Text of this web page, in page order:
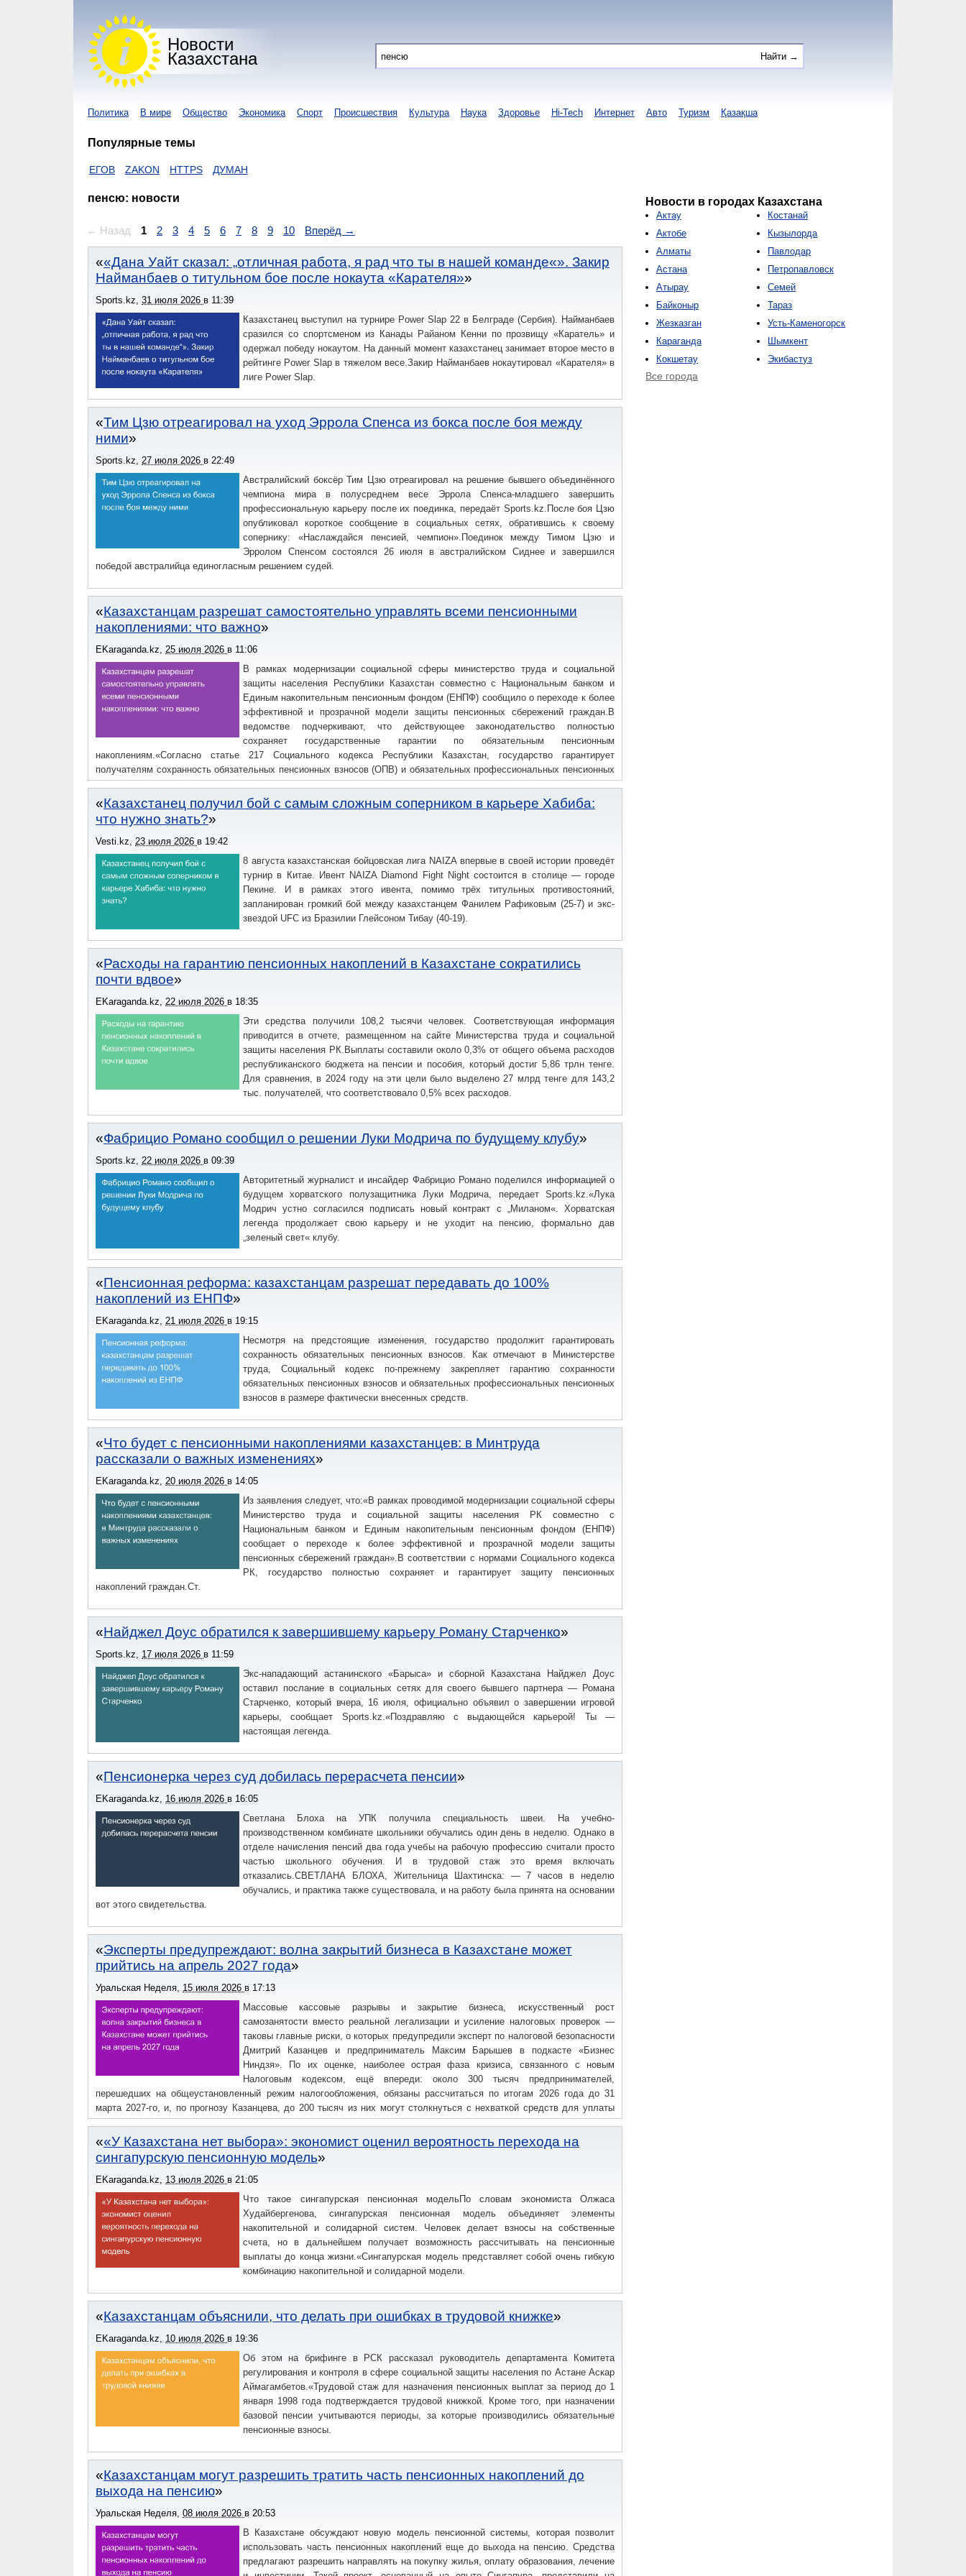
Новости
Казахстана
Политика В мире Общество Экономика Спорт Происшествия Культура Наука Здоровье Hi-Tech Интернет Авто Туризм Қазақша
Популярные темы
ZAKON HTTPS ДУМАН
пенсю: новости
← Назад 1 2 3 4 5 6 7 8 9 10 Вперёд →
«Дана Уайт сказал: „отличная работа, я рад что ты в нашей команде«». Закир
Найманбаев о титульном бое после нокаута «Карателя»
Sports.kz, 31 июля 2026 в 11:39
Казахстанец выступил на турнире Power Slap 22 в Белграде (Сербия). Найманбаев
сразился со спортсменом из Канады Райаном Кенни по прозвищу «Каратель» и
одержал победу нокаутом. На данный момент казахстанец занимает второе место в
рейтинге Power Slap в тяжелом весе.Закир Найманбаев нокаутировал «Карателя» в
лиге Power Slap.
Тим Цзю отреагировал на уход Эррола Спенса из бокса после боя между
ними
Sports.kz, 27 июля 2026 в 22:49
Австралийский боксёр Тим Цзю отреагировал на решение бывшего объединённого
чемпиона мира в полусреднем весе Эррола Спенса-младшего завершить
профессиональную карьеру после их поединка, передаёт Sports.kz.После боя Цзю
опубликовал короткое сообщение в социальных сетях, обратившись к своему
сопернику: «Наслаждайся пенсией, чемпион».Поединок между Тимом Цзю и
Эрролом Спенсом состоялся 26 июля в австралийском Сиднее и завершился
победой австралийца единогласным решением судей.
Казахстанцам разрешат самостоятельно управлять всеми пенсионными
накоплениями: что важно
EKaraganda.kz, 25 июля 2026 в 11:06
В рамках модернизации социальной сферы министерство труда и социальной
защиты населения Республики Казахстан совместно с Национальным банком и
Единым накопительным пенсионным фондом (ЕНПФ) сообщило о переходе к более
эффективной и прозрачной модели защиты пенсионных сбережений граждан.В
ведомстве подчеркивают, что действующее законодательство полностью
сохраняет государственные гарантии по обязательным пенсионным
накоплениям.«Согласно статье 217 Социального кодекса Республики Казахстан, государство гарантирует
получателям сохранность обязательных пенсионных взносов (ОПВ) и обязательных профессиональных пенсионных
взносов (ОППВ), находящихся в ЕНПФ, в размере фактически внесенных сумм.
Казахстанец получил бой с самым сложным соперником в карьере Хабиба:
что нужно знать?
Vesti.kz, 23 июля 2026 в 19:42
8 августа казахстанская бойцовская лига NAIZA впервые в своей истории проведёт
турнир в Китае. Ивент NAIZA Diamond Fight Night состоится в столице — городе
Пекине. И в рамках этого ивента, помимо трёх титульных противостояний,
запланирован громкий бой между казахстанцем Фанилем Рафиковым (25-7) и экс-
звездой UFC из Бразилии Глейсоном Тибау (40-19).
Расходы на гарантию пенсионных накоплений в Казахстане сократились
почти вдвое
EKaraganda.kz, 22 июля 2026 в 18:35
Эти средства получили 108,2 тысячи человек. Соответствующая информация
приводится в отчете, размещенном на сайте Министерства труда и социальной
защиты населения РК.Выплаты составили около 0,3% от общего объема расходов
республиканского бюджета на пенсии и пособия, который достиг 5,86 трлн тенге.
Для сравнения, в 2024 году на эти цели было выделено 27 млрд тенге для 143,2
тыс. получателей, что соответствовало 0,5% всех расходов.
Фабрицио Романо сообщил о решении Луки Модрича по будущему клубу
Sports.kz, 22 июля 2026 в 09:39
Авторитетный журналист и инсайдер Фабрицио Романо поделился информацией о
будущем хорватского полузащитника Луки Модрича, передает Sports.kz.«Лука
Модрич устно согласился подписать новый контракт с „Миланом«. Хорватская
легенда продолжает свою карьеру и не уходит на пенсию, формально дав
„зеленый свет« клубу.
Пенсионная реформа: казахстанцам разрешат передавать до 100%
накоплений из ЕНПФ
EKaraganda.kz, 21 июля 2026 в 19:15
Несмотря на предстоящие изменения, государство продолжит гарантировать
сохранность обязательных пенсионных взносов. Как отмечают в Министерстве
труда, Социальный кодекс по-прежнему закрепляет гарантию сохранности
обязательных пенсионных взносов и обязательных профессиональных пенсионных
взносов в размере фактически внесенных средств.
Что будет с пенсионными накоплениями казахстанцев: в Минтруда
рассказали о важных изменениях
EKaraganda.kz, 20 июля 2026 в 14:05
Из заявления следует, что:«В рамках проводимой модернизации социальной сферы
Министерство труда и социальной защиты населения РК совместно с
Национальным банком и Единым накопительным пенсионным фондом (ЕНПФ)
сообщает о переходе к более эффективной и прозрачной модели защиты
пенсионных сбережений граждан».В соответствии с нормами Социального кодекса
РК, государство полностью сохраняет и гарантирует защиту пенсионных
накоплений граждан.Ст.
Найджел Доус обратился к завершившему карьеру Роману Старченко
Sports.kz, 17 июля 2026 в 11:59
Экс-нападающий астанинского «Барыса» и сборной Казахстана Найджел Доус
оставил послание в социальных сетях для своего бывшего партнера — Романа
Старченко, который вчера, 16 июля, официально объявил о завершении игровой
карьеры, сообщает Sports.kz.«Поздравляю с выдающейся карьерой! Ты —
настоящая легенда.
Пенсионерка через суд добилась перерасчета пенсии
EKaraganda.kz, 16 июля 2026 в 16:05
Светлана Блоха на УПК получила специальность швеи. На учебно-
производственном комбинате школьники обучались один день в неделю. Однако в
отделе начисления пенсий два года учебы на рабочую профессию считали просто
частью школьного обучения. И в трудовой стаж это время включать
отказались.СВЕТЛАНА БЛОХА, Жительница Шахтинска: — 7 часов в неделю
обучались, и практика также существовала, и на работу была принята на основании
вот этого свидетельства.
Эксперты предупреждают: волна закрытий бизнеса в Казахстане может
прийтись на апрель 2027 года
Уральская Неделя, 15 июля 2026 в 17:13
Массовые кассовые разрывы и закрытие бизнеса, искусственный рост
самозанятости вместо реальной легализации и усиление налоговых проверок —
таковы главные риски, о которых предупредили эксперт по налоговой безопасности
Дмитрий Казанцев и предприниматель Максим Барышев в подкасте «Бизнес
Ниндзя». По их оценке, наиболее острая фаза кризиса, связанного с новым
Налоговым кодексом, ещё впереди: около 300 тысяч предпринимателей,
перешедших на общеустановленный режим налогообложения, обязаны рассчитаться по итогам 2026 года до 31
марта 2027-го, и, по прогнозу Казанцева, до 200 тысяч из них могут столкнуться с нехваткой средств для уплаты
налога и будут вынуждены закрыться.«Я предполагаю, что часть находится на грани выживания, чтобы дожить и
пережить этот промежуток времени», — сказал Казанцев, отметив, что уже сейчас у бизнеса по всей стране
«катастрофически упали обороты».
«У Казахстана нет выбора»: экономист оценил вероятность перехода на
сингапурскую пенсионную модель
EKaraganda.kz, 13 июля 2026 в 21:05
Что такое сингапурская пенсионная модельПо словам экономиста Олжаса
Худайбергенова, сингапурская пенсионная модель объединяет элементы
накопительной и солидарной систем. Человек делает взносы на собственные
счета, но в дальнейшем получает возможность рассчитывать на пенсионные
выплаты до конца жизни.«Сингапурская модель представляет собой очень гибкую
комбинацию накопительной и солидарной модели.
Казахстанцам объяснили, что делать при ошибках в трудовой книжке
EKaraganda.kz, 10 июля 2026 в 19:36
Об этом на брифинге в РСК рассказал руководитель департамента Комитета
регулирования и контроля в сфере социальной защиты населения по Астане Аскар
Аймагамбетов.«Трудовой стаж для назначения пенсионных выплат за период до 1
января 1998 года подтверждается трудовой книжкой. Кроме того, при назначении
базовой пенсии учитываются периоды, за которые производились обязательные
пенсионные взносы.
Казахстанцам могут разрешить тратить часть пенсионных накоплений до
выхода на пенсию
Уральская Неделя, 08 июля 2026 в 20:53
В Казахстане обсуждают новую модель пенсионной системы, которая позволит
использовать часть пенсионных накоплений еще до выхода на пенсию. Средства
предлагают разрешить направлять на покупку жилья, оплату образования, лечение
Новости в городах Казахстана
Актау
Актобе
Алматы
Астана
Атырау
Байконыр
Жезказган
Караганда
Кокшетау
Костанай
Кызылорда
Павлодар
Петропавловск
Семей
Тараз
Усть-Каменогорск
Шымкент
Экибастуз
Все города